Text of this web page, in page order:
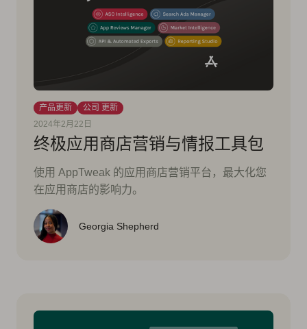
产品更新
公司 更新
2024年2月22日
终极应用商店营销与情报工具包
使用 AppTweak 的应用商店营销平台，最大化您
在应用商店的影响力。
Georgia Shepherd